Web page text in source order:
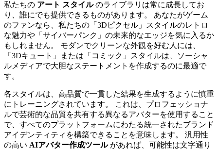
私たちの アート スタイルのライブラリは常に成長してお
り、誰にでも提供できるものがあります。 あなたがゲーム
のファンなら、私たちの「3Dピクセル」スタイルのレトロ
な魅力や「サイバーパンク」の未来的なエッジを気に入るか
もしれません。 モダンでクリーンな外観を好む人には、
「3Dキュート」または「コミック」スタイルは、ソーシャ
ルメディアで大胆なステートメントを作成するのに最適で
す。
各スタイルは、高品質で一貫した結果を生成するように慎重
にトレーニングされています。 これは、プロフェッショナ
ルで芸術的な品質を共有する異なるアバターを使用すること
で、すべてのプラットフォームにわたる統一されたブランド
アイデンティティを構築できることを意味します。 汎用性
の高い AIアバター作成ツールがあれば、可能性は文字通り